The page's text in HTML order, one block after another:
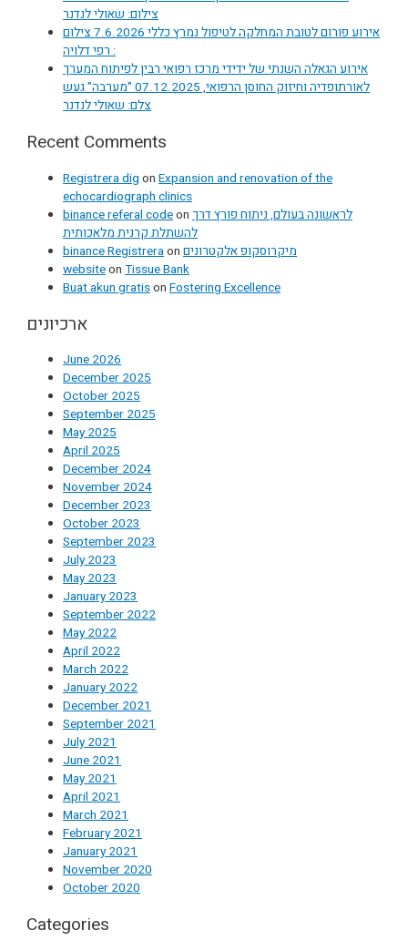
צילום: שאולי לנדנר
אירוע פורום לטובת המחלקה לטיפול נמרץ כללי 7.6.2026 צילום
: רפי דלויה
אירוע הגאלה השנתי של ידידי מרכז רפואי רבין לפיתוח המערך
לאורתופדיה וחיזוק החוסן הרפואי, 07.12.2025 "מערבה" געש
צלם: שאולי לנדנר
Recent Comments
Registrera dig onExpansion and renovation of the
echocardiograph clinics
binance referal codeonלראשונה בעולם, ניתוח פורץ דרך
להשתלת קרנית מלאכותית
binance Registreraonמיקרוסקופ אלקטרונים
websiteonTissue Bank
Buat akun gratisonFostering Excellence
ארכיונים
June 2026
December 2025
October 2025
September 2025
May 2025
April 2025
December 2024
November 2024
December 2023
October 2023
September 2023
July 2023
May 2023
January 2023
September 2022
May 2022
April 2022
March 2022
January 2022
December 2021
September 2021
July 2021
June 2021
May 2021
April 2021
March 2021
February 2021
January 2021
November 2020
October 2020
Categories